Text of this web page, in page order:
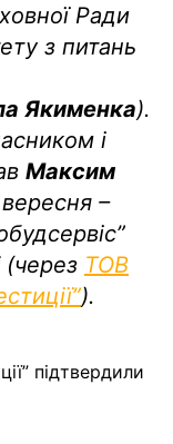
Ради
з питань
Якименка).
і
Максим
–
(через ТОВ
).
підтвердили